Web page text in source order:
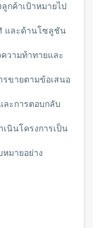
กค้าเป้าหมายไป
และด้านโซลูชัน
วามท้าทายและ
รขายตามข้อเสนอ
ละการตอบกลับ
นินโครงการเป็น
มายอย่าง